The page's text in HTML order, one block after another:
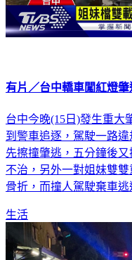
有片／台中轎車闖紅燈
台中今晚(15日)發生重大
到警車追逐，駕駛一路
先擦撞肇逃，五分鐘後
不治，另外一對姐妹雙
骨折，而撞人駕駛棄車
生活